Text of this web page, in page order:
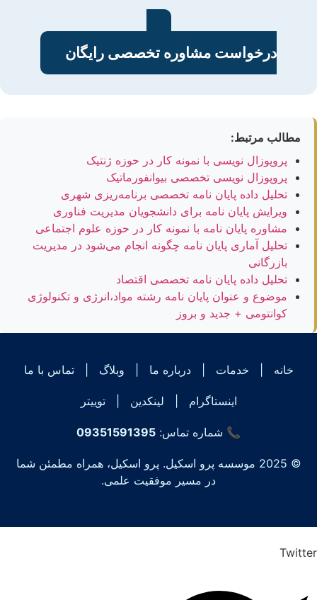
درخواست مشاوره تخصصی رایگان
مطالب مرتبط:
پروپوزال نویسی با نمونه کار در حوزه ژنتیک
پروپوزال نویسی تخصصی بیوانفورماتیک
تحلیل داده پایان نامه تخصصی برنامه‌ریزی شهری
ویرایش پایان نامه برای دانشجویان مدیریت فناوری
مشاوره پایان نامه با نمونه کار در حوزه علوم اجتماعی
تحلیل آماری پایان نامه چگونه انجام می‌شود در مدیریت
بازرگانی
تحلیل داده پایان نامه تخصصی اقتصاد
موضوع و عنوان پایان نامه رشته مواد،انرژی و تکنولوژی
کوانتومی + جدید و بروز
خانه خدمات درباره ما وبلاگ تماس با ما
اینستاگرام لینکدین توییتر
📞 شماره تماس: 09351591395
© 2025 موسسه پرو اسکیل. پرو اسکیل، همراه مطمئن شما
در مسیر موفقیت علمی.
Twitter